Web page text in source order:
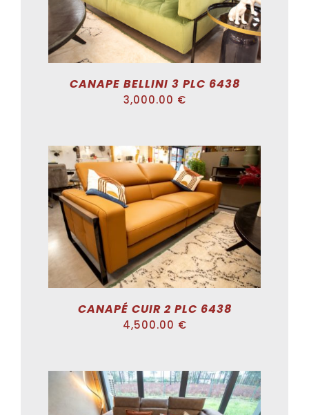
CANAPE BELLINI 3 PLC 6438
3,000.00 €
ADD TO CART /
DÉTAILS
CANAPÉ CUIR 2 PLC 6438
4,500.00 €